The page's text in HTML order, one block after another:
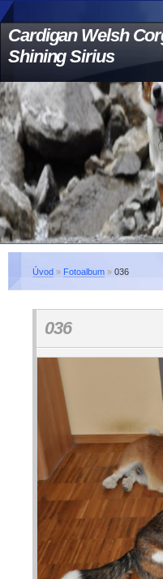
Cardigan Welsh
Shining Sirius
Úvod » Fotoalbum » 036
036